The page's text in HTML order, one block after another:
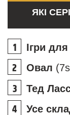
ЯКІ
Ігри
Овал (7s
Тед
Усе